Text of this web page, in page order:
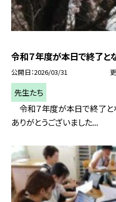
令和７年度が本日で終了と
公開日 2026/03/31
先生たち
令和７年度が本日で終了と
ありがとうございました...